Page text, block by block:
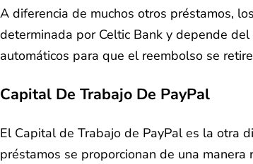
A diferencia de muchos otros préstamos,
determinada por Celtic Bank y depende
automáticos para que el reembolso se
Capital De Trabajo De PayPal
El Capital de Trabajo de PayPal es la otra
préstamos se proporcionan de una